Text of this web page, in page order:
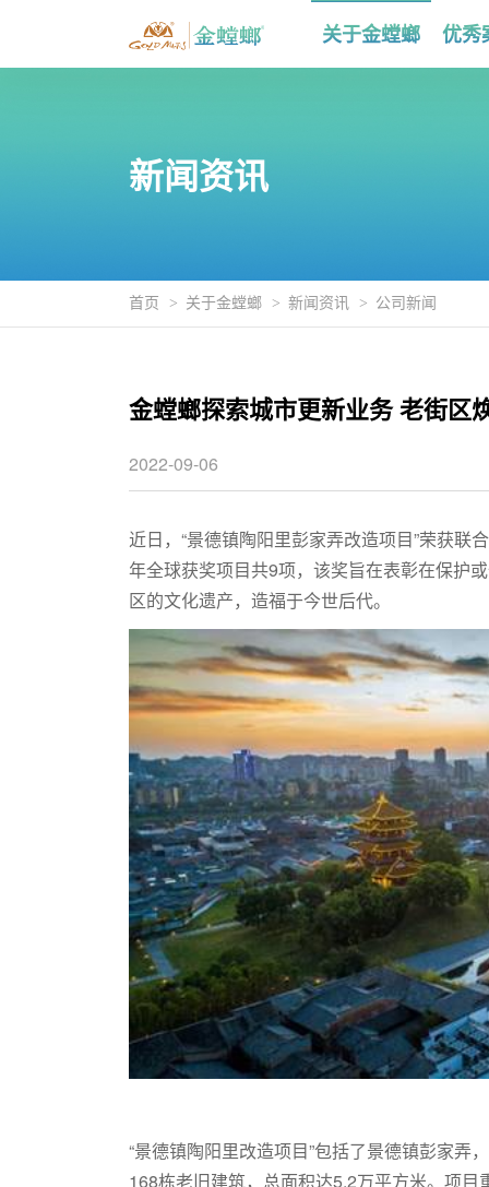
关于金螳螂 优秀
新闻资讯
首页 关于金螳螂 新闻资讯 公司新闻
金螳螂探索城市更新业务 老街区
2022-09-06
近日，“景德镇陶阳里彭家弄改造项目”荣获
年全球获奖项目共9项，该奖旨在表彰在保护
区的文化遗产，造福于今世后代。
“景德镇陶阳里改造项目”包括了景德镇彭家
168栋老旧建筑，总面积达5.2万平方米。项